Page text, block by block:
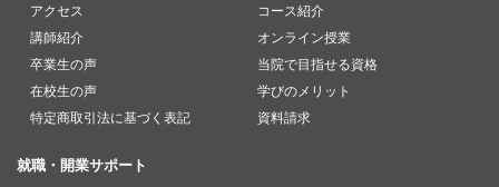
アクセス
講師紹介
卒業生の声
在校生の声
特定商取引法に基づく表記
コース紹介
オンライン授業
当院で目指せる資格
学びのメリット
資料請求
就職・開業サポート